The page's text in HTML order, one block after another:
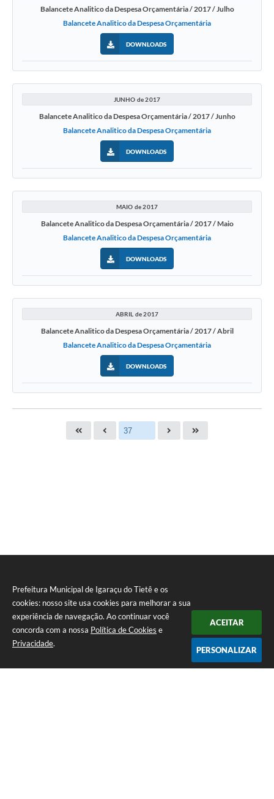
Prefeitura Municipal de Igaraçu do Tietê e os
cookies: nosso site usa cookies para melhorar a sua
experiência de navegação. Ao continuar você
concorda com a nossa Política de Cookies e
Privacidade.
ACEITAR
PERSONALIZAR
Balancete Analitico da Despesa Orçamentária / 2017 / Julho
Balancete Analitico da Despesa Orçamentária
DOWNLOADS
JUNHO de 2017
Balancete Analitico da Despesa Orçamentária / 2017 / Junho
Balancete Analitico da Despesa Orçamentária
DOWNLOADS
MAIO de 2017
Balancete Analitico da Despesa Orçamentária / 2017 / Maio
Balancete Analitico da Despesa Orçamentária
DOWNLOADS
ABRIL de 2017
Balancete Analitico da Despesa Orçamentária / 2017 / Abril
Balancete Analitico da Despesa Orçamentária
DOWNLOADS